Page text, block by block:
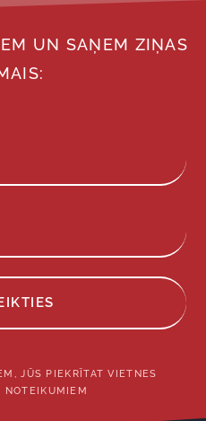
UN SAŅEM ZIŅAS
JŪS PIEKRĪTAT VIETNES
NOTEIKUMIEM